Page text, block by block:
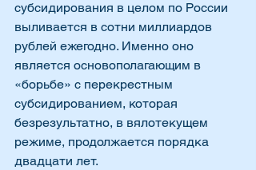
субсидирования в целом по России
выливается в сотни миллиардов
рублей ежегодно. Именно оно
является основополагающим в
«борьбе» с перекрестным
субсидированием, которая
безрезультатно, в вялотекущем
режиме, продолжается порядка
двадцати лет.